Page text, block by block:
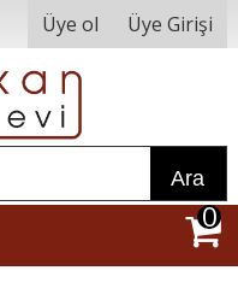
Üye ol Üye Girişi
Ara
0